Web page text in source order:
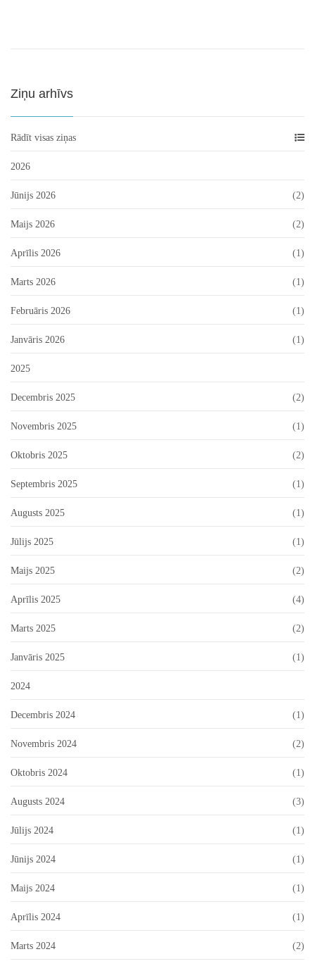
Ziņu arhīvs
Rādīt visas ziņas
2026
Jūnijs 2026 (2)
Maijs 2026 (2)
Aprīlis 2026 (1)
Marts 2026 (1)
Februāris 2026 (1)
Janvāris 2026 (1)
2025
Decembris 2025 (2)
Novembris 2025 (1)
Oktobris 2025 (2)
Septembris 2025 (1)
Augusts 2025 (1)
Jūlijs 2025 (1)
Maijs 2025 (2)
Aprīlis 2025 (4)
Marts 2025 (2)
Janvāris 2025 (1)
2024
Decembris 2024 (1)
Novembris 2024 (2)
Oktobris 2024 (1)
Augusts 2024 (3)
Jūlijs 2024 (1)
Jūnijs 2024 (1)
Maijs 2024 (1)
Aprīlis 2024 (1)
Marts 2024 (2)